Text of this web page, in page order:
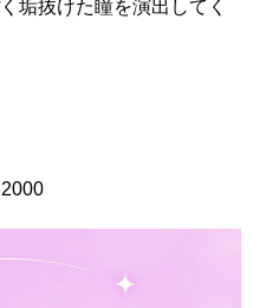
垢抜けた瞳を演出してく